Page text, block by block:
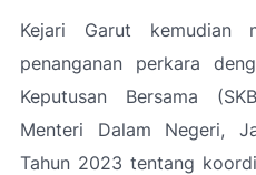
Kejari Garut kemudian
penanganan perkara
Keputusan Bersama
Menteri Dalam Negeri,
Tahun 2023 tentang